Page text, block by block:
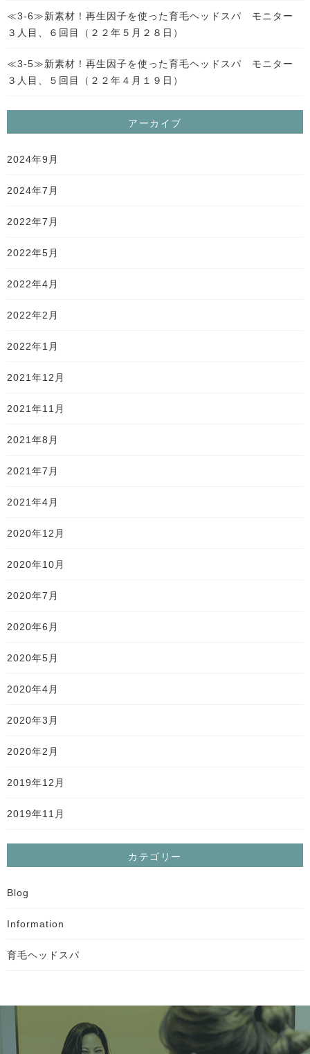
≪3-6≫新素材！再生因子を使った育毛ヘッドスパ モニター
３人目、６回目（２２年５月２８日）
≪3-5≫新素材！再生因子を使った育毛ヘッドスパ モニター
３人目、５回目（２２年４月１９日）
アーカイブ
2024年9月
2024年7月
2022年7月
2022年5月
2022年4月
2022年2月
2022年1月
2021年12月
2021年11月
2021年8月
2021年7月
2021年4月
2020年12月
2020年10月
2020年7月
2020年6月
2020年5月
2020年4月
2020年3月
2020年2月
2019年12月
2019年11月
カテゴリー
Blog
Information
育毛ヘッドスパ